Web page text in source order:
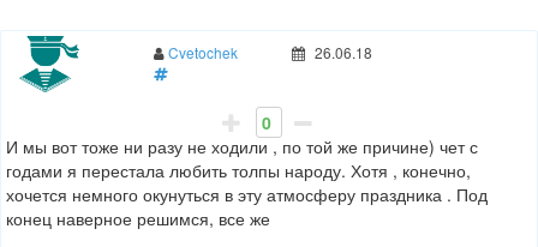
Cvetochek 26.06.18
0
И мы вот тоже ни разу не ходили , по той же причине) чет с
годами я перестала любить толпы народу. Хотя , конечно,
хочется немного окунуться в эту атмосферу праздника . Под
конец наверное решимся, все же